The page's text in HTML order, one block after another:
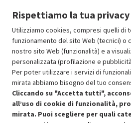
Aggiungi al
SCONTO
Approfitta dello sconto del 15% sul
Rispettiamo la tua privacy
Utilizziamo cookies, compresi quelli di
funzionamento del sito Web (tecnici) o
nostro sito Web (funzionalità) e a
personalizzata (profilazione e
Per poter utilizzare i servizi di
mirata abbiamo bisogno del tuo
Cliccando su "Accetta tutti",
all’uso di cookie di funzionalità,
mirata. Puoi scegliere per quali